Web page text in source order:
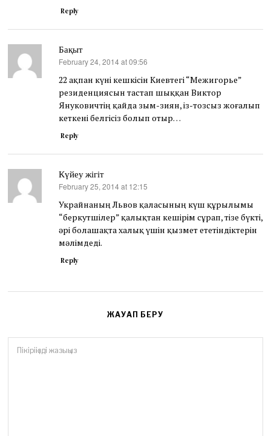
Reply
Бақыт
says:
February 24, 2014 at 09:56
22 ақпан күні кешкісін Киевтегі “Межигорье”
резиденциясын тастап шыққан Виктор
Януковичтің қайда зым-зиян, із-тозсыз жоғалып
кеткені белгісіз болып отыр…
Reply
Күйеу жігіт
says:
February 25, 2014 at 12:15
Украйнаның Львов қаласының күш құрылымы
“беркутшілер” қалықтан кешірім сұрап, тізе бүкті,
әрі болашақта халық үшін қызмет ететіндіктерін
мәлімдеді.
Reply
ЖАУАП БЕРУ